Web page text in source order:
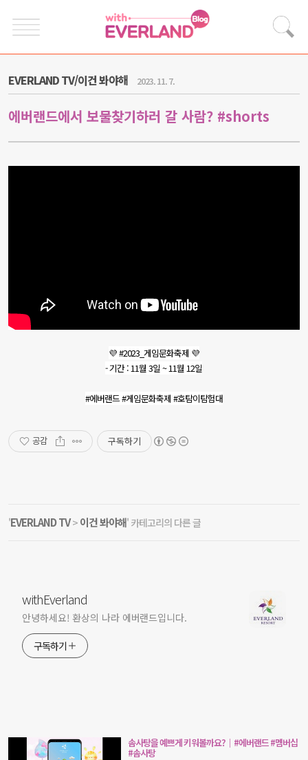
EVERLAND TV/이건 봐야해 2023. 11. 7.
에버랜드에서 보물찾기하러 갈 사람? #shorts
💜 #2023_게임문화축제 💜
- 기간 : 11월 3일 ~ 11월 12일
#에버랜드 #게임문화축제 #호탐이탐험대
공감 구독하기
'EVERLAND TV> 이건 봐야해' 카테고리의 다른 글
withEverland
안녕하세요! 환상의 나라 에버랜드입니다.
구독하기
솜사탕을 예쁘게 키워볼까요?｜#에버랜드 #멤버십
#솜사탕